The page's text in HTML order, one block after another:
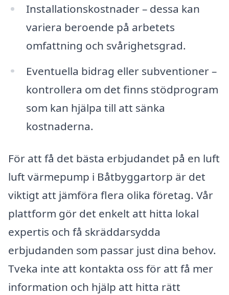
Installationskostnader – dessa kan
variera beroende på arbetets
omfattning och svårighetsgrad.
Eventuella bidrag eller subventioner –
kontrollera om det finns stödprogram
som kan hjälpa till att sänka
kostnaderna.
För att få det bästa erbjudandet på en luft
luft värmepump i Båtbyggartorp är det
viktigt att jämföra flera olika företag. Vår
plattform gör det enkelt att hitta lokal
expertis och få skräddarsydda
erbjudanden som passar just dina behov.
Tveka inte att kontakta oss för att få mer
information och hjälp att hitta rätt